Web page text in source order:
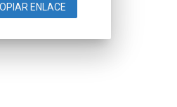
ENLACE